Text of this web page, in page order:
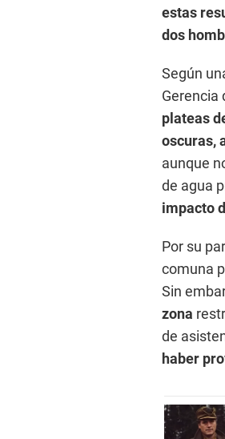
estas
dos
Según
Gerencia
plateas
oscuras,
aunque
de agua
impacto
Por su
comuna
Sin
zona
de
haber